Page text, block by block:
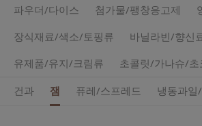
파우더/다이스 첨가물/팽창응고제
장식재료/색소/토핑류
바닐라빈/향신
유제품/유지/크림류
초콜릿/가나슈/초
건과
잼 퓨레/스프레드 냉동과일